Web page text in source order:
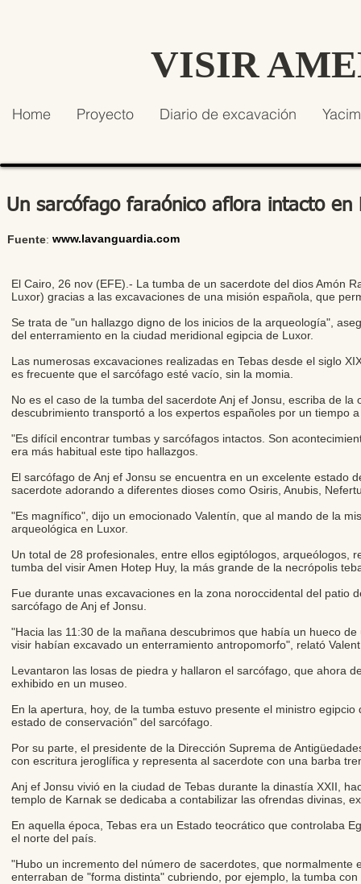
VISIR
Home Proyecto Diario de excavación
Un sarcófago faraónico aflora intacto en
www.lavanguardia.com
Fuente:
El Cairo, 26 nov (EFE).- La tumba de un sacerdote del dios Amón
Luxor) gracias a las excavaciones de una misión española, que
Se trata de "un hallazgo digno de los inicios de la arqueología",
del enterramiento en la ciudad meridional egipcia de Luxor.
Las numerosas excavaciones realizadas en Tebas desde el siglo
es frecuente que el sarcófago esté vacío, sin la momia.
No es el caso de la tumba del sacerdote Anj ef Jonsu, escriba de
descubrimiento transportó a los expertos españoles por un tiempo
"Es difícil encontrar tumbas y sarcófagos intactos. Son
era más habitual este tipo hallazgos.
El sarcófago de Anj ef Jonsu se encuentra en un excelente estado
sacerdote adorando a diferentes dioses como Osiris, Anubis,
"Es magnífico", dijo un emocionado Valentín, que al mando de la
arqueológica en Luxor.
Un total de 28 profesionales, entre ellos egiptólogos, arqueólogos,
tumba del visir Amen Hotep Huy, la más grande de la necrópolis
Fue durante unas excavaciones en la zona noroccidental del
sarcófago de Anj ef Jonsu.
"Hacia las 11:30 de la mañana descubrimos que había un hueco
visir habían excavado un enterramiento antropomorfo", relató
Levantaron las losas de piedra y hallaron el sarcófago, que ahora
exhibido en un museo.
En la apertura, hoy, de la tumba estuvo presente el ministro
estado de conservación" del sarcófago.
Por su parte, el presidente de la Dirección Suprema de
con escritura jeroglífica y representa al sacerdote con una barba
Anj ef Jonsu vivió en la ciudad de Tebas durante la dinastía XXII,
templo de Karnak se dedicaba a contabilizar las ofrendas divinas,
En aquella época, Tebas era un Estado teocrático que controlaba
el norte del país.
"Hubo un incremento del número de sacerdotes, que
enterraban de "forma distinta" cubriendo, por ejemplo, la tumba